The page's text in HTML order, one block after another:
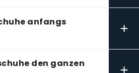
anfangs
+
den ganzen